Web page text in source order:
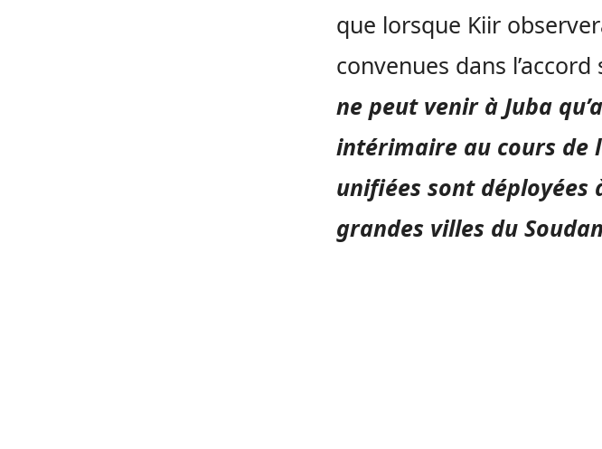
que lorsque Kiir
convenues dans
ne peut venir à Juba
intérimaire au cours de
unifiées sont déployées
grandes villes du